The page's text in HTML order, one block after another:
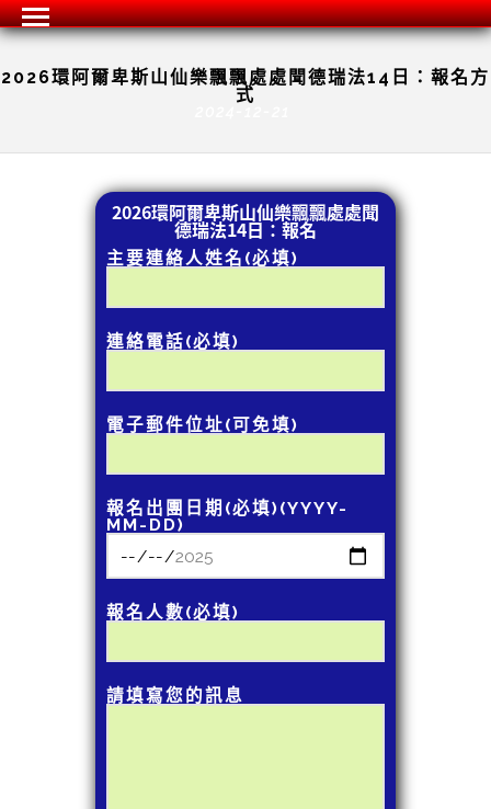
2026環阿爾卑斯山仙樂飄飄處處聞德瑞法14日：報名方
式
2026環阿爾卑斯山仙樂飄飄處處聞
德瑞法14日：報名
主要連絡人姓名(必填)
連絡電話(必填)
電子郵件位址(可免填)
報名出團日期(必填)(YYYY-
MM-DD)
報名人數(必填)
請填寫您的訊息